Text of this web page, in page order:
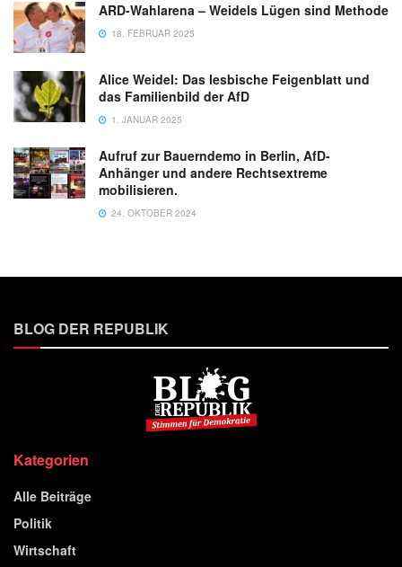
ARD-Wahlarena – Weidels Lügen sind Methode
18. FEBRUAR 2025
Alice Weidel: Das lesbische Feigenblatt und
das Familienbild der AfD
1. JANUAR 2025
Aufruf zur Bauerndemo in Berlin, AfD-
Anhänger und andere Rechtsextreme
mobilisieren.
24. OKTOBER 2024
BLOG DER REPUBLIK
Kategorien
Alle Beiträge
Politik
Wirtschaft